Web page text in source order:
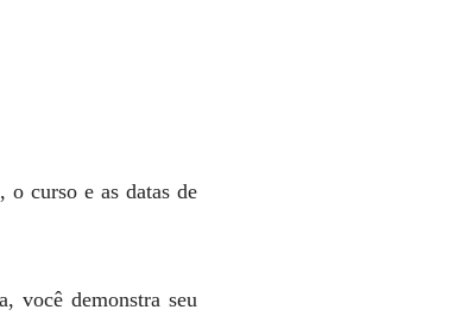
o curso e as datas de
você demonstra seu